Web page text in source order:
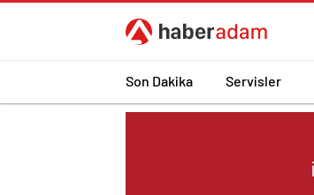
Son Dakika Servisler